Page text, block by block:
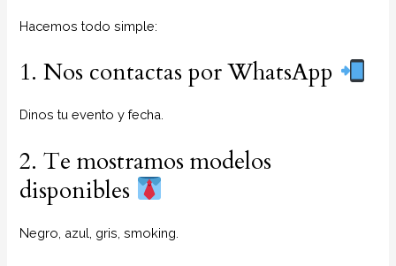
Hacemos todo simple:
1. Nos contactas por WhatsApp
Dinos tu evento y fecha.
2. Te mostramos modelos
disponibles
Negro, azul, gris, smoking.